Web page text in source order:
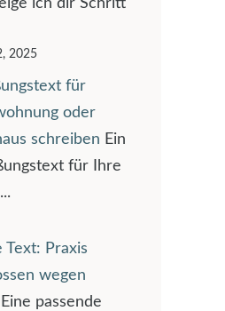
ich dir Schritt
2025
für
oder
schreiben Ein
für Ihre
Text: Praxis
wegen
Eine passende